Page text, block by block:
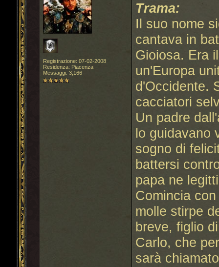
Registrazione: 07-02-2008
Residenza: Piacenza
Messaggi: 3,166
Trama:
Il suo nome
cantava in
Gioiosa. Era
un'Europa
d'Occidente.
cacciatori
Un padre
lo guidavano
sogno di
battersi
papa ne
Comincia
molle stirpe
breve, figlio
Carlo, che
sarà